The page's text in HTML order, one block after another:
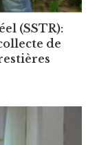
(SSTR):
de